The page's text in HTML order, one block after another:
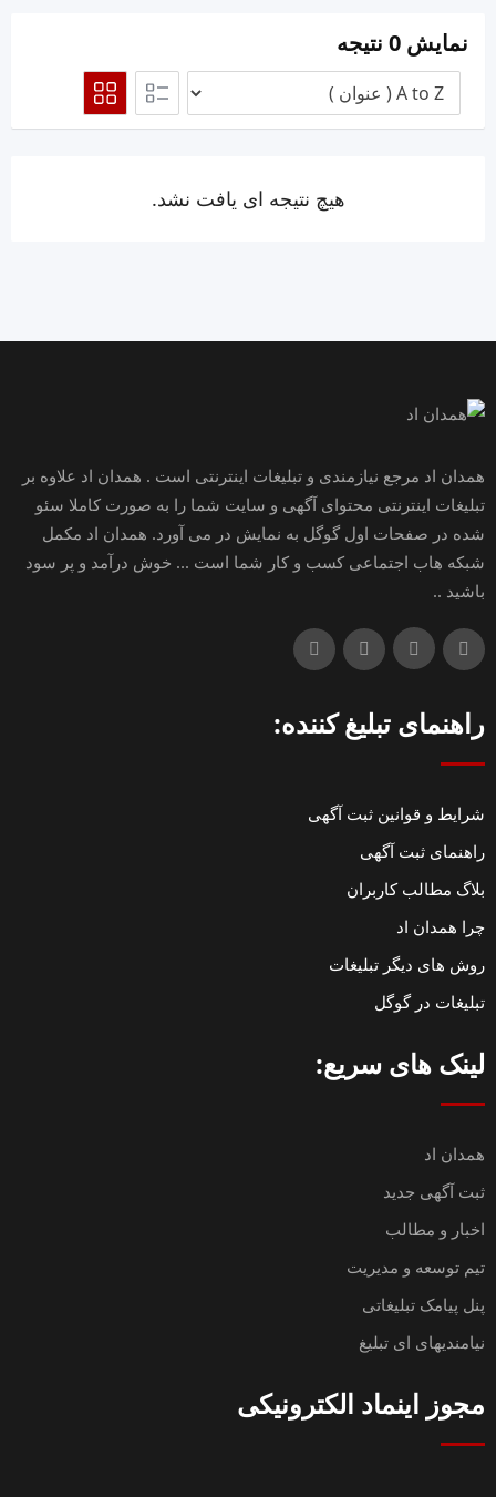
نمایش 0 نتیجه
هیچ نتیجه ای یافت نشد.
همدان اد مرجع نیازمندی و تبلیغات اینترنتی است . همدان اد علاوه بر
تبلیغات اینترنتی محتوای آگهی و سایت شما را به صورت کاملا سئو
شده در صفحات اول گوگل به نمایش در می آورد. همدان اد مکمل
شبکه هاب اجتماعی کسب و کار شما است ... خوش درآمد و پر سود
باشید ..
راهنمای تبلیغ کننده:
شرایط و قوانین ثبت آگهی
راهنمای ثبت آگهی
بلاگ مطالب کاربران
چرا همدان اد
روش های دیگر تبلیغات
تبلیغات در گوگل
لینک های سریع:
همدان اد
ثبت آگهی جدید
اخبار و مطالب
تیم توسعه و مدیریت
پنل پیامک تبلیغاتی
نیامندیهای ای تبلیغ
مجوز اینماد الکترونیکی